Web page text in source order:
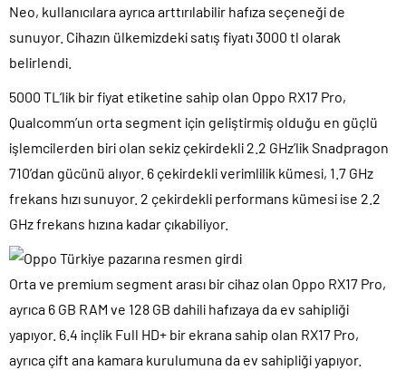
Neo, kullanıcılara ayrıca arttırılabilir hafıza seçeneği de
sunuyor. Cihazın ülkemizdeki satış fiyatı 3000 tl olarak
belirlendi.
5000 TL‘lik bir fiyat etiketine sahip olan Oppo RX17 Pro,
Qualcomm’un orta segment için geliştirmiş olduğu en güçlü
işlemcilerden biri olan sekiz çekirdekli 2.2 GHz’lik Snadpragon
710’dan gücünü alıyor. 6 çekirdekli verimlilik kümesi, 1.7 GHz
frekans hızı sunuyor. 2 çekirdekli performans kümesi ise 2.2
GHz frekans hızına kadar çıkabiliyor.
Orta ve premium segment arası bir cihaz olan Oppo RX17 Pro,
ayrıca 6 GB RAM ve 128 GB dahili hafızaya da ev sahipliği
yapıyor. 6.4 inçlik Full HD+ bir ekrana sahip olan RX17 Pro,
ayrıca çift ana kamara kurulumuna da ev sahipliği yapıyor.